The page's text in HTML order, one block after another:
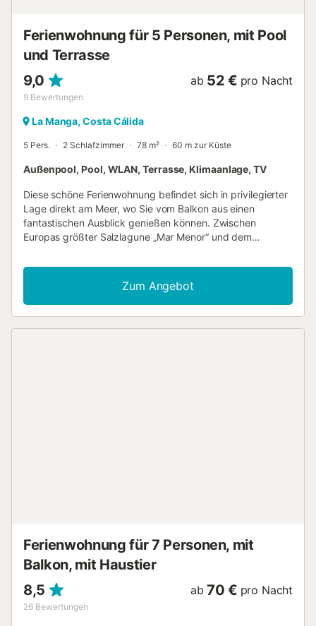
Ferienwohnung für 5 Personen, mit Pool
und Terrasse
9,0
9 Bewertungen
ab 52 € pro Nacht
La Manga, Costa Cálida
5 Pers. 2 Schlafzimmer 78 m² 60 m zur Küste
Außenpool, Pool, WLAN, Terrasse, Klimaanlage, TV
Diese schöne Ferienwohnung befindet sich in privilegierter
Lage direkt am Meer, wo Sie vom Balkon aus einen
fantastischen Ausblick genießen können. Zwischen
Europas größter Salzlagune „Mar Menor“ und dem
zweier Meere genießen. Dieser magische Ort bietet eine
Vielzahl an touristischen Angeboten und Aktivitäten wie
Tauchen, Golf, Reiten, Wandern, Einkaufen, Kultur und
vielem mehr. Die Exkursionen mit dem Segelboot vom
Zum Angebot
Ferienwohnung für 7 Personen, mit
Balkon, mit Haustier
8,5
26 Bewertungen
ab 70 € pro Nacht